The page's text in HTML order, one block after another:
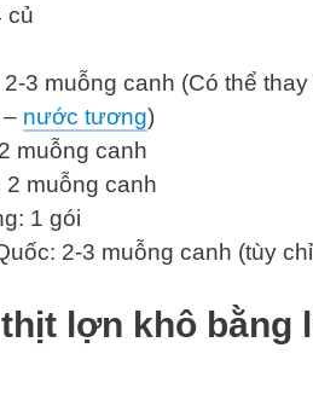
củ
3 muỗng canh (Có thể
nước tương)
muỗng canh
muỗng canh
1 gói
2-3 muỗng canh (tùy
lợn khô bằng